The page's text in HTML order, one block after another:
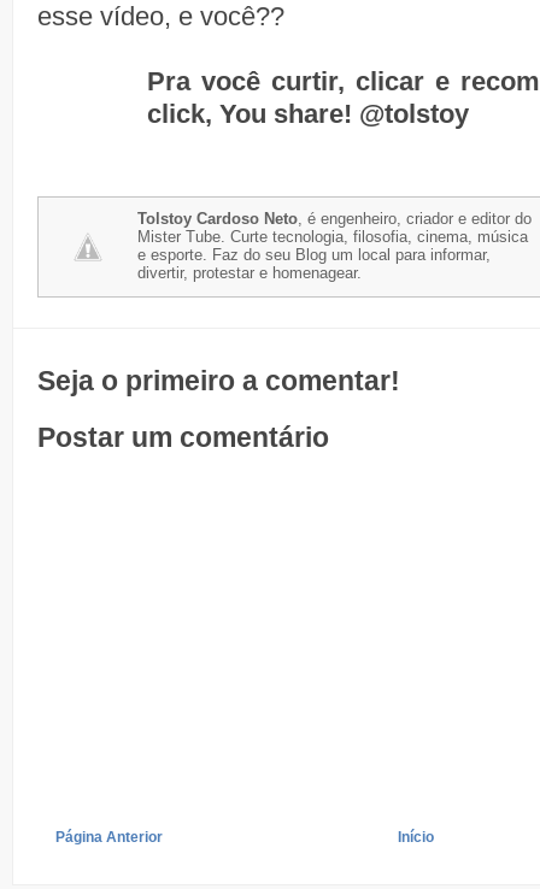
esse vídeo, e você??
Pra você curtir, clicar e
click, You share! @tolstoy
Tolstoy Cardoso Neto, é engenheiro, criador e editor do
Mister Tube. Curte tecnologia, filosofia, cinema, música
e esporte. Faz do seu Blog um local para informar,
divertir, protestar e homenagear.
Seja o primeiro a comentar!
Postar um comentário
Página Anterior Início